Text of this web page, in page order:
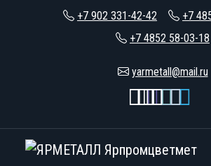
+7 902 331-42-42
+7
+7 4852 58-03-18
yarmetall@mail.ru